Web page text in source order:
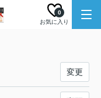
お気に入り
0
変更